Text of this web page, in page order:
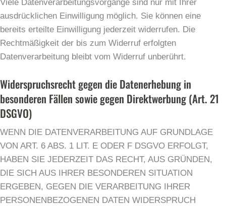
Viele Datenverarbeitungsvorgänge sind nur mit Ihrer
ausdrücklichen Einwilligung möglich. Sie können eine
bereits erteilte Einwilligung jederzeit widerrufen. Die
Rechtmäßigkeit der bis zum Widerruf erfolgten
Datenverarbeitung bleibt vom Widerruf unberührt.
Widerspruchsrecht gegen die Datenerhebung in
besonderen Fällen sowie gegen Direktwerbung (Art. 21
DSGVO)
WENN DIE DATENVERARBEITUNG AUF GRUNDLAGE
VON ART. 6 ABS. 1 LIT. E ODER F DSGVO ERFOLGT,
HABEN SIE JEDERZEIT DAS RECHT, AUS GRÜNDEN,
DIE SICH AUS IHRER BESONDEREN SITUATION
ERGEBEN, GEGEN DIE VERARBEITUNG IHRER
PERSONENBEZOGENEN DATEN WIDERSPRUCH